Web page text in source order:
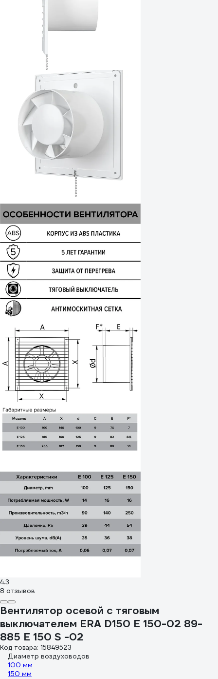
4.3
8 отзывов
Вентилятор осевой с тяговым
выключателем ERA D150 E 150-02 89-
885 E 150 S -02
Код товара: 15849523
Диаметр воздуховодов
100 мм
150 мм